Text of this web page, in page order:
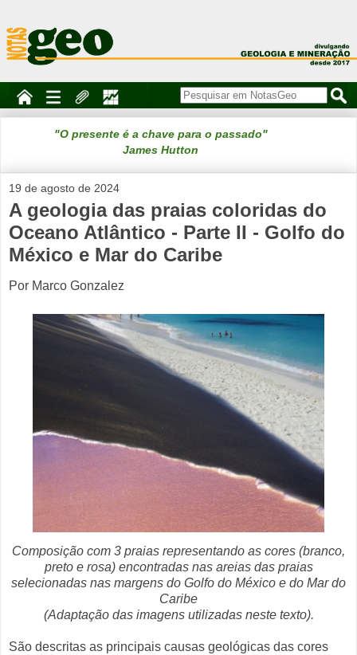
"O presente é a chave para o passado"
James Hutton
19 de agosto de 2024
A geologia das praias coloridas do
Oceano Atlântico - Parte II - Golfo do
México e Mar do Caribe
Por Marco Gonzalez
Composição com 3 praias representando as cores (branco,
preto e rosa) encontradas nas areias das praias
selecionadas nas margens do Golfo do México e do Mar do
Caribe
(Adaptação das imagens utilizadas neste texto).
São descritas as principais causas geológicas das cores